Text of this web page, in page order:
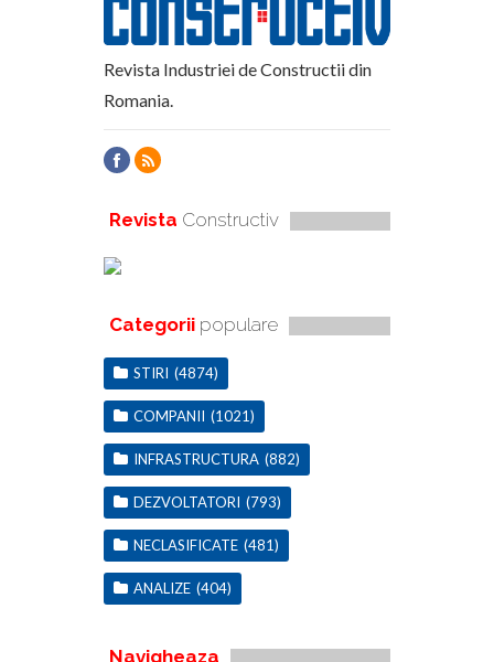
Revista Industriei de Constructii din
Romania.
Revista Constructiv
Categorii populare
STIRI (4874)
COMPANII (1021)
INFRASTRUCTURA (882)
DEZVOLTATORI (793)
NECLASIFICATE (481)
ANALIZE (404)
Navigheaza